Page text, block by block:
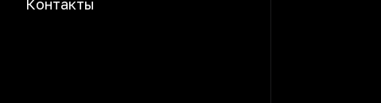
Контакты